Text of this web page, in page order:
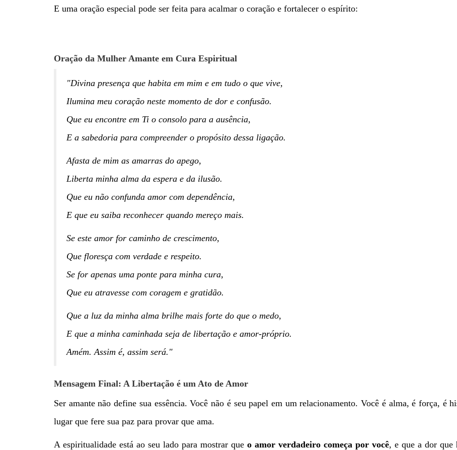
E uma oração especial pode ser feita para acalmar o coração e fortalecer o espírito:
Oração da Mulher Amante em Cura Espiritual
"Divina presença que habita em mim e em tudo o que vive,
Ilumina meu coração neste momento de dor e confusão.
Que eu encontre em Ti o consolo para a ausência,
E a sabedoria para compreender o propósito dessa ligação.
Afasta de mim as amarras do apego,
Liberta minha alma da espera e da ilusão.
Que eu não confunda amor com dependência,
E que eu saiba reconhecer quando mereço mais.
Se este amor for caminho de crescimento,
Que floresça com verdade e respeito.
Se for apenas uma ponte para minha cura,
Que eu atravesse com coragem e gratidão.
Que a luz da minha alma brilhe mais forte do que o medo,
E que a minha caminhada seja de libertação e amor-próprio.
Amém. Assim é, assim será."
Mensagem Final: A Libertação é um Ato de Amor
Ser amante não define sua essência. Você não é seu papel em um relacionamento. Você é alma, é força, é
lugar que fere sua paz para provar que ama.
A espiritualidade está ao seu lado para mostrar que o amor verdadeiro começa por você, e que a dor que